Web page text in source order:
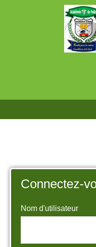
Connectez-
Nom d'utilisateur